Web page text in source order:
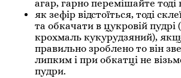
агар, гарно перемішайте тоді
як зефір відстоїться, тоді
та обкачати в цукровій
крохмаль кукурудзяний),
правильно зроблено то він
липким і при обкатці не
пудри.